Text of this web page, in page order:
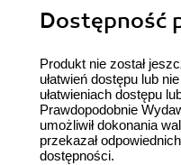
Dostępność
Produkt nie został
ułatwień dostępu lub
ułatwieniach dostępu
Prawdopodobnie
umożliwił dokonania
przekazał
dostępności.